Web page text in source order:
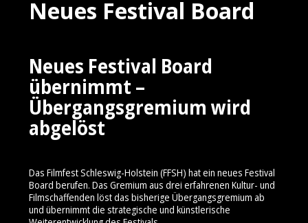
Neues Festival Board
Neues Festival Board
übernimmt –
Übergangsgremium wird
abgelöst
Das Filmfest Schleswig-Holstein (FFSH) hat ein neues Festival
Board berufen. Das Gremium aus drei erfahrenen Kultur- und
Filmschaffenden löst das bisherige Übergangsgremium ab
und übernimmt die strategische und künstlerische